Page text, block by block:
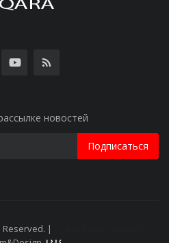
новостей
Подписаться
Reserved. |